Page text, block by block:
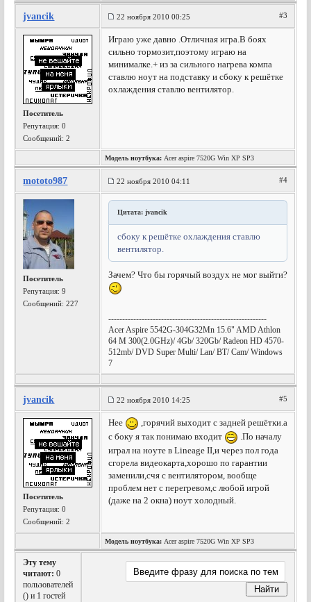
jvancik 22 ноября 2010 00:25 #3
Посетитель
Репутация:0
Сообщений: 2
Играю уже давно .Отличная игра.В боях
сильно тормозит,поэтому играю на
минималке.+ из за сильного нагрева компа
ставлю ноут на подставку и сбоку к решётке
охлаждения ставлю вентилятор.
Модель ноутбука: Acer aspire 7520G Win XP SP3
mototo987 22 ноября 2010 04:11 #4
Посетитель
Репутация:9
Сообщений: 227
Цитата: jvancik
сбоку к решётке охлаждения ставлю
вентилятор.
Зачем? Что бы горячый воздух не мог выйти?
---------------------------------------------------------
Acer Aspire 5542G-304G32Mn 15.6" AMD Athlon
64 M 300(2.0GHz)/ 4Gb/ 320Gb/ Radeon HD 4570-
512mb/ DVD Super Multi/ Lan/ BT/ Cam/ Windows
7
jvancik 22 ноября 2010 14:25 #5
Посетитель
Репутация:0
Сообщений: 2
Нее
,горячий выходит с задней решётки.а
с боку я так понимаю входит
.По началу
играл на ноуте в Lineage II,и через пол года
сгорела видеокарта,хорошо по гарантии
заменили,счя с вентилятором, вообще
проблем нет с перегревом,с любой игрой
(даже на 2 окна) ноут холодный.
Модель ноутбука: Acer aspire 7520G Win XP SP3
Эту тему
читают: 0
пользователей
() и 1 гостей